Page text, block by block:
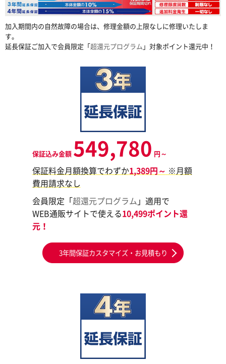
加入期間内の自然故障の場合は、修理金額の上限なしに修理いたしま
す。
延長保証ご加入で会員限定「超還元プログラム 」対象ポイント還元中！
保証込み金額 549,780 円～
保証料金月額換算でわずか1,389円～ ※月額
費用請求なし
会員限定「超還元プログラム 」適用で
WEB通販サイトで使える10,499ポイント還
元！
3年間保証カスタマイズ・お見積もり